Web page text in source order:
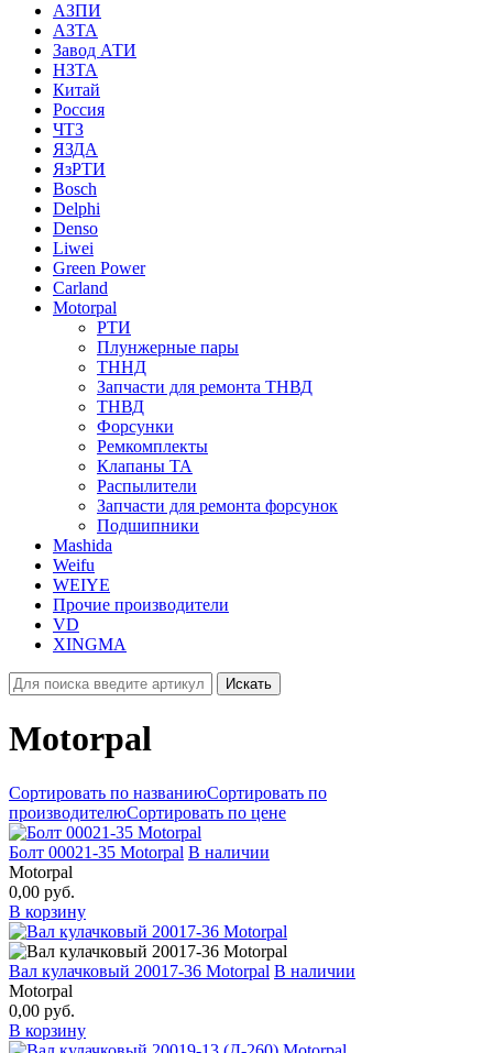
АЗПИ
АЗТА
Завод АТИ
НЗТА
Китай
Россия
ЧТЗ
ЯЗДА
ЯзРТИ
Bosch
Delphi
Denso
Liwei
Green Power
Carland
Motorpal
РТИ
Плунжерные пары
ТННД
Запчасти для ремонта ТНВД
ТНВД
Форсунки
Ремкомплекты
Клапаны ТА
Распылители
Запчасти для ремонта форсунок
Подшипники
Mashida
Weifu
WEIYE
Прочие производители
VD
XINGMA
Искать
Motorpal
Сортировать по названиюСортировать по
производителюСортировать по цене
Болт 00021‑35 Motorpal В наличии
Motorpal
0,00 руб.
В корзину
Вал кулачковый 20017‑36 Motorpal В наличии
Motorpal
0,00 руб.
В корзину